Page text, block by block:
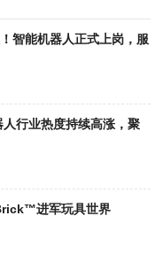
智能机器人正式上岗，服
行业热度持续高涨，聚
进军玩具世界